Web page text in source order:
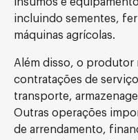
insumos e
incluindo sementes,
máquinas agrícolas.
Além disso, o produtor
contratações de
transporte,
Outras operações
de arrendamento,